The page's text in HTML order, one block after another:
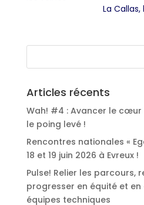
La
Articles récents
Wah! #4 : Avancer le cœur
le poing levé !
Rencontres nationales «
18 et 19 juin 2026 à Evreux !
Pulse! Relier les parcours,
progresser en équité et
équipes techniques